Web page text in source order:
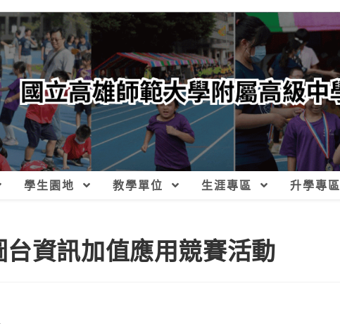
學生園地 教學單位 生涯專區 升學專區
資訊加值應用競賽活動